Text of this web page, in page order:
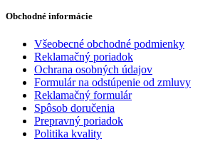
Obchodné informácie
Všeobecné obchodné podmienky
Reklamačný poriadok
Ochrana osobných údajov
Formulár na odstúpenie od zmluvy
Reklamačný formulár
Spôsob doručenia
Prepravný poriadok
Politika kvality